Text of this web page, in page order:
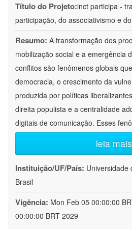
Título do Projeto:inct participa -
participação, do associativismo e
Resumo: A transformação dos
mobilização social e a emergência
conflitos são fenômenos globais
democracia, o crescimento da
produzida por políticas
direita populista e a centralidade
digitais de comunicação. Esses
leia mais
Instituição/UF/País: Universidade
Brasil
Vigência: Mon Feb 05 00:00:00
00:00:00 BRT 2029